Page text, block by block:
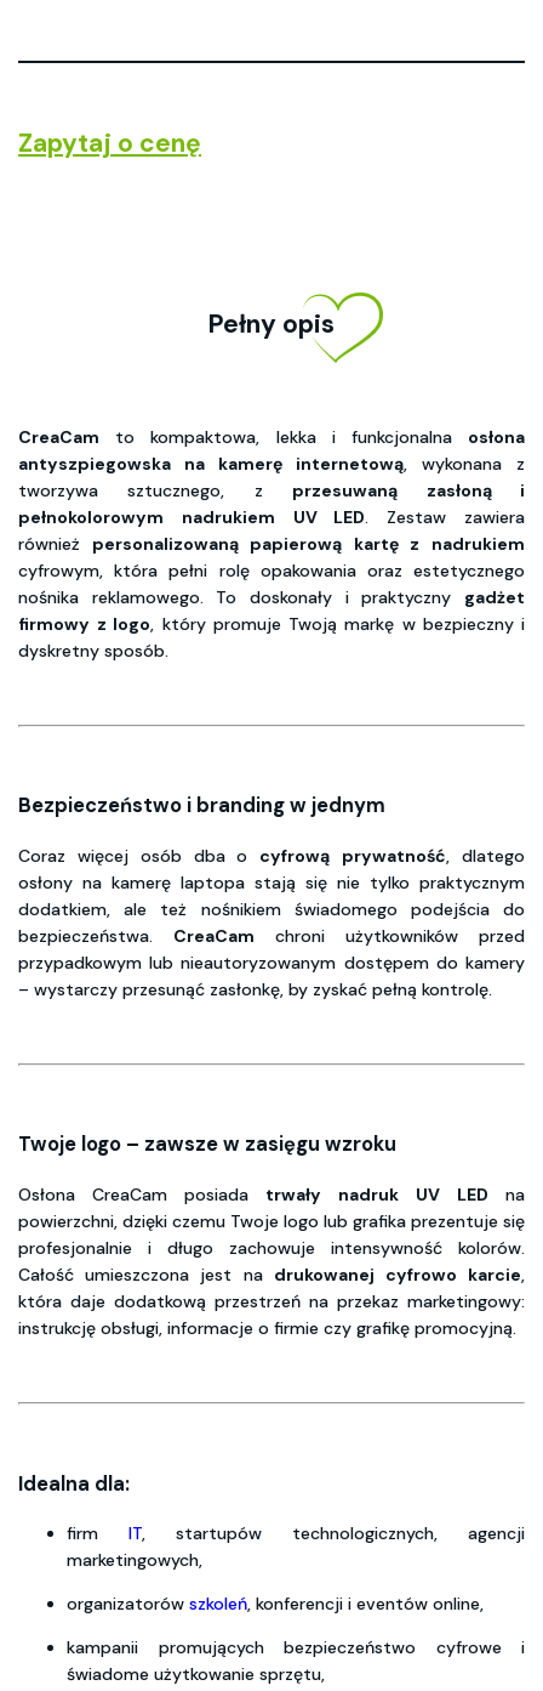
Zapytaj o cenę
Pełny opis
CreaCam to kompaktowa, lekka i funkcjonalna osłona
antyszpiegowska na kamerę internetową , wykonana z
tworzywa sztucznego, z przesuwaną zasłoną i
pełnokolorowym
nadrukiem UV LED . Zestaw zawiera
również personalizowaną papierową kartę z
nadrukiem
cyfrowym , która pełni rolę opakowania oraz estetycznego
nośnika reklamowego. To doskonały i praktyczny gadżet
firmowy z logo , który promuje Twoją markę w bezpieczny i
dyskretny sposób.
Bezpieczeństwo i branding w jednym
Coraz więcej osób dba o cyfrową prywatność, dlatego
osłony na kamerę laptopa stają się nie tylko praktycznym
dodatkiem, ale też nośnikiem świadomego podejścia do
bezpieczeństwa. CreaCam chroni użytkowników przed
przypadkowym lub nieautoryzowanym dostępem do kamery
– wystarczy przesunąć zasłonkę, by zyskać pełną kontrolę.
Twoje logo – zawsze w zasięgu wzroku
Osłona CreaCam posiada trwały nadruk UV LED na
powierzchni, dzięki czemu Twoje logo lub grafika prezentuje się
profesjonalnie i długo zachowuje intensywność kolorów.
Całość umieszczona jest na drukowanej cyfrowo karcie,
która daje dodatkową przestrzeń na przekaz marketingowy:
instrukcję obsługi, informacje o firmie czy grafikę promocyjną.
Idealna dla:
firm IT, startupów technologicznych, agencji
marketingowych,
organizatorów szkoleń, konferencji i eventów online,
kampanii promujących bezpieczeństwo cyfrowe i
świadome użytkowanie sprzętu,